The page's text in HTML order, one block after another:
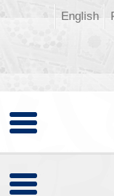
English